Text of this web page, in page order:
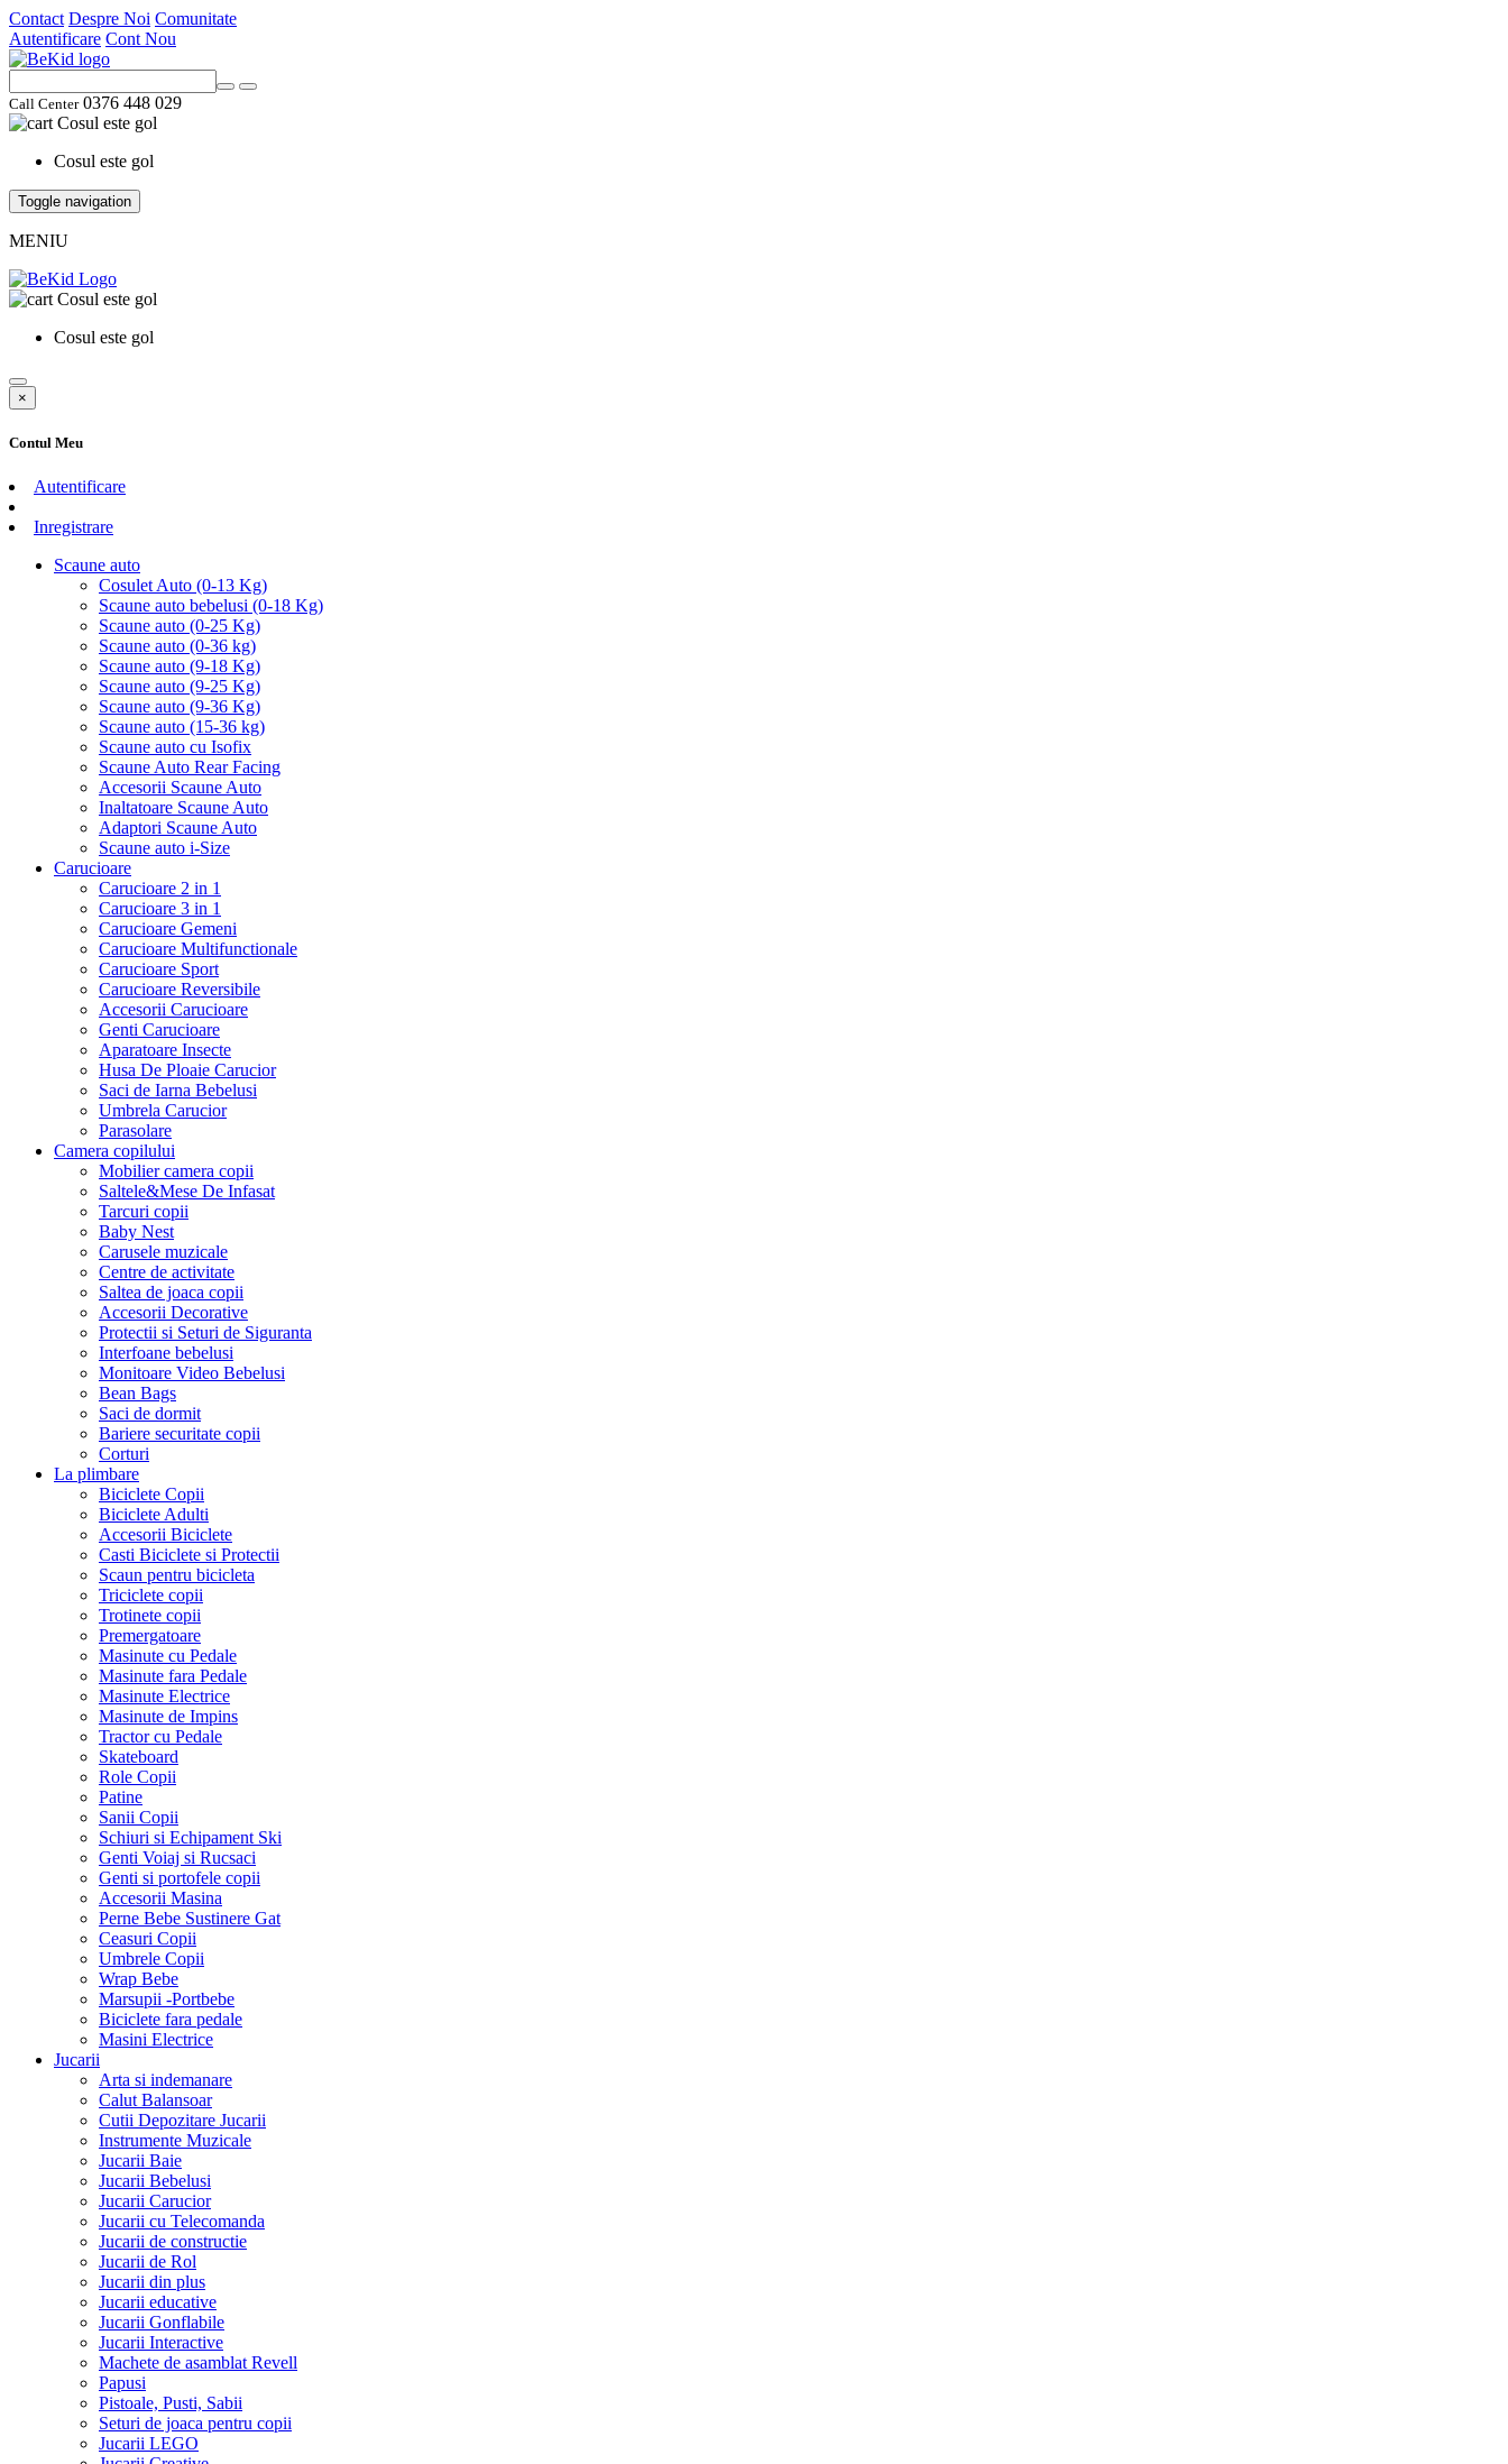
Contact Despre Noi Comunitate
Autentificare Cont Nou
Call Center0376 448 029
Cosul este gol
Cosul este gol
Toggle navigation
MENIU
Cosul este gol
Cosul este gol
×
Contul Meu
Autentificare
Inregistrare
Scaune auto
Cosulet Auto (0-13 Kg)
Scaune auto bebelusi (0-18 Kg)
Scaune auto (0-25 Kg)
Scaune auto (0-36 kg)
Scaune auto (9-18 Kg)
Scaune auto (9-25 Kg)
Scaune auto (9-36 Kg)
Scaune auto (15-36 kg)
Scaune auto cu Isofix
Scaune Auto Rear Facing
Accesorii Scaune Auto
Inaltatoare Scaune Auto
Adaptori Scaune Auto
Scaune auto i-Size
Carucioare
Carucioare 2 in 1
Carucioare 3 in 1
Carucioare Gemeni
Carucioare Multifunctionale
Carucioare Sport
Carucioare Reversibile
Accesorii Carucioare
Genti Carucioare
Aparatoare Insecte
Husa De Ploaie Carucior
Saci de Iarna Bebelusi
Umbrela Carucior
Parasolare
Camera copilului
Mobilier camera copii
Saltele&Mese De Infasat
Tarcuri copii
Baby Nest
Carusele muzicale
Centre de activitate
Saltea de joaca copii
Accesorii Decorative
Protectii si Seturi de Siguranta
Interfoane bebelusi
Monitoare Video Bebelusi
Bean Bags
Saci de dormit
Bariere securitate copii
Corturi
La plimbare
Biciclete Copii
Biciclete Adulti
Accesorii Biciclete
Casti Biciclete si Protectii
Scaun pentru bicicleta
Triciclete copii
Trotinete copii
Premergatoare
Masinute cu Pedale
Masinute fara Pedale
Masinute Electrice
Masinute de Impins
Tractor cu Pedale
Skateboard
Role Copii
Patine
Sanii Copii
Schiuri si Echipament Ski
Genti Voiaj si Rucsaci
Genti si portofele copii
Accesorii Masina
Perne Bebe Sustinere Gat
Ceasuri Copii
Umbrele Copii
Wrap Bebe
Marsupii -Portbebe
Biciclete fara pedale
Masini Electrice
Jucarii
Arta si indemanare
Calut Balansoar
Cutii Depozitare Jucarii
Instrumente Muzicale
Jucarii Baie
Jucarii Bebelusi
Jucarii Carucior
Jucarii cu Telecomanda
Jucarii de constructie
Jucarii de Rol
Jucarii din plus
Jucarii educative
Jucarii Gonflabile
Jucarii Interactive
Machete de asamblat Revell
Papusi
Pistoale, Pusti, Sabii
Seturi de joaca pentru copii
Jucarii LEGO